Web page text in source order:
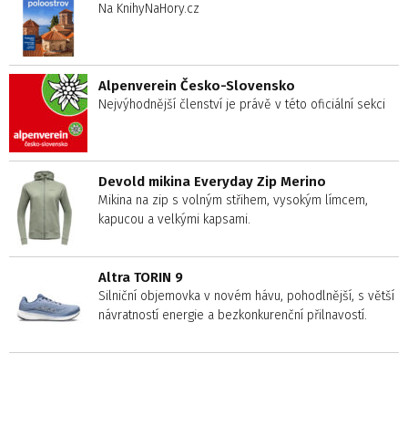
Na KnihyNaHory.cz
Alpenverein Česko-Slovensko
Nejvýhodnější členství je právě v této oficiální sekci
Devold mikina Everyday Zip Merino
Mikina na zip s volným střihem, vysokým límcem,
kapucou a velkými kapsami.
Altra TORIN 9
Silniční objemovka v novém hávu, pohodlnější, s větší
návratností energie a bezkonkurenční přilnavostí.